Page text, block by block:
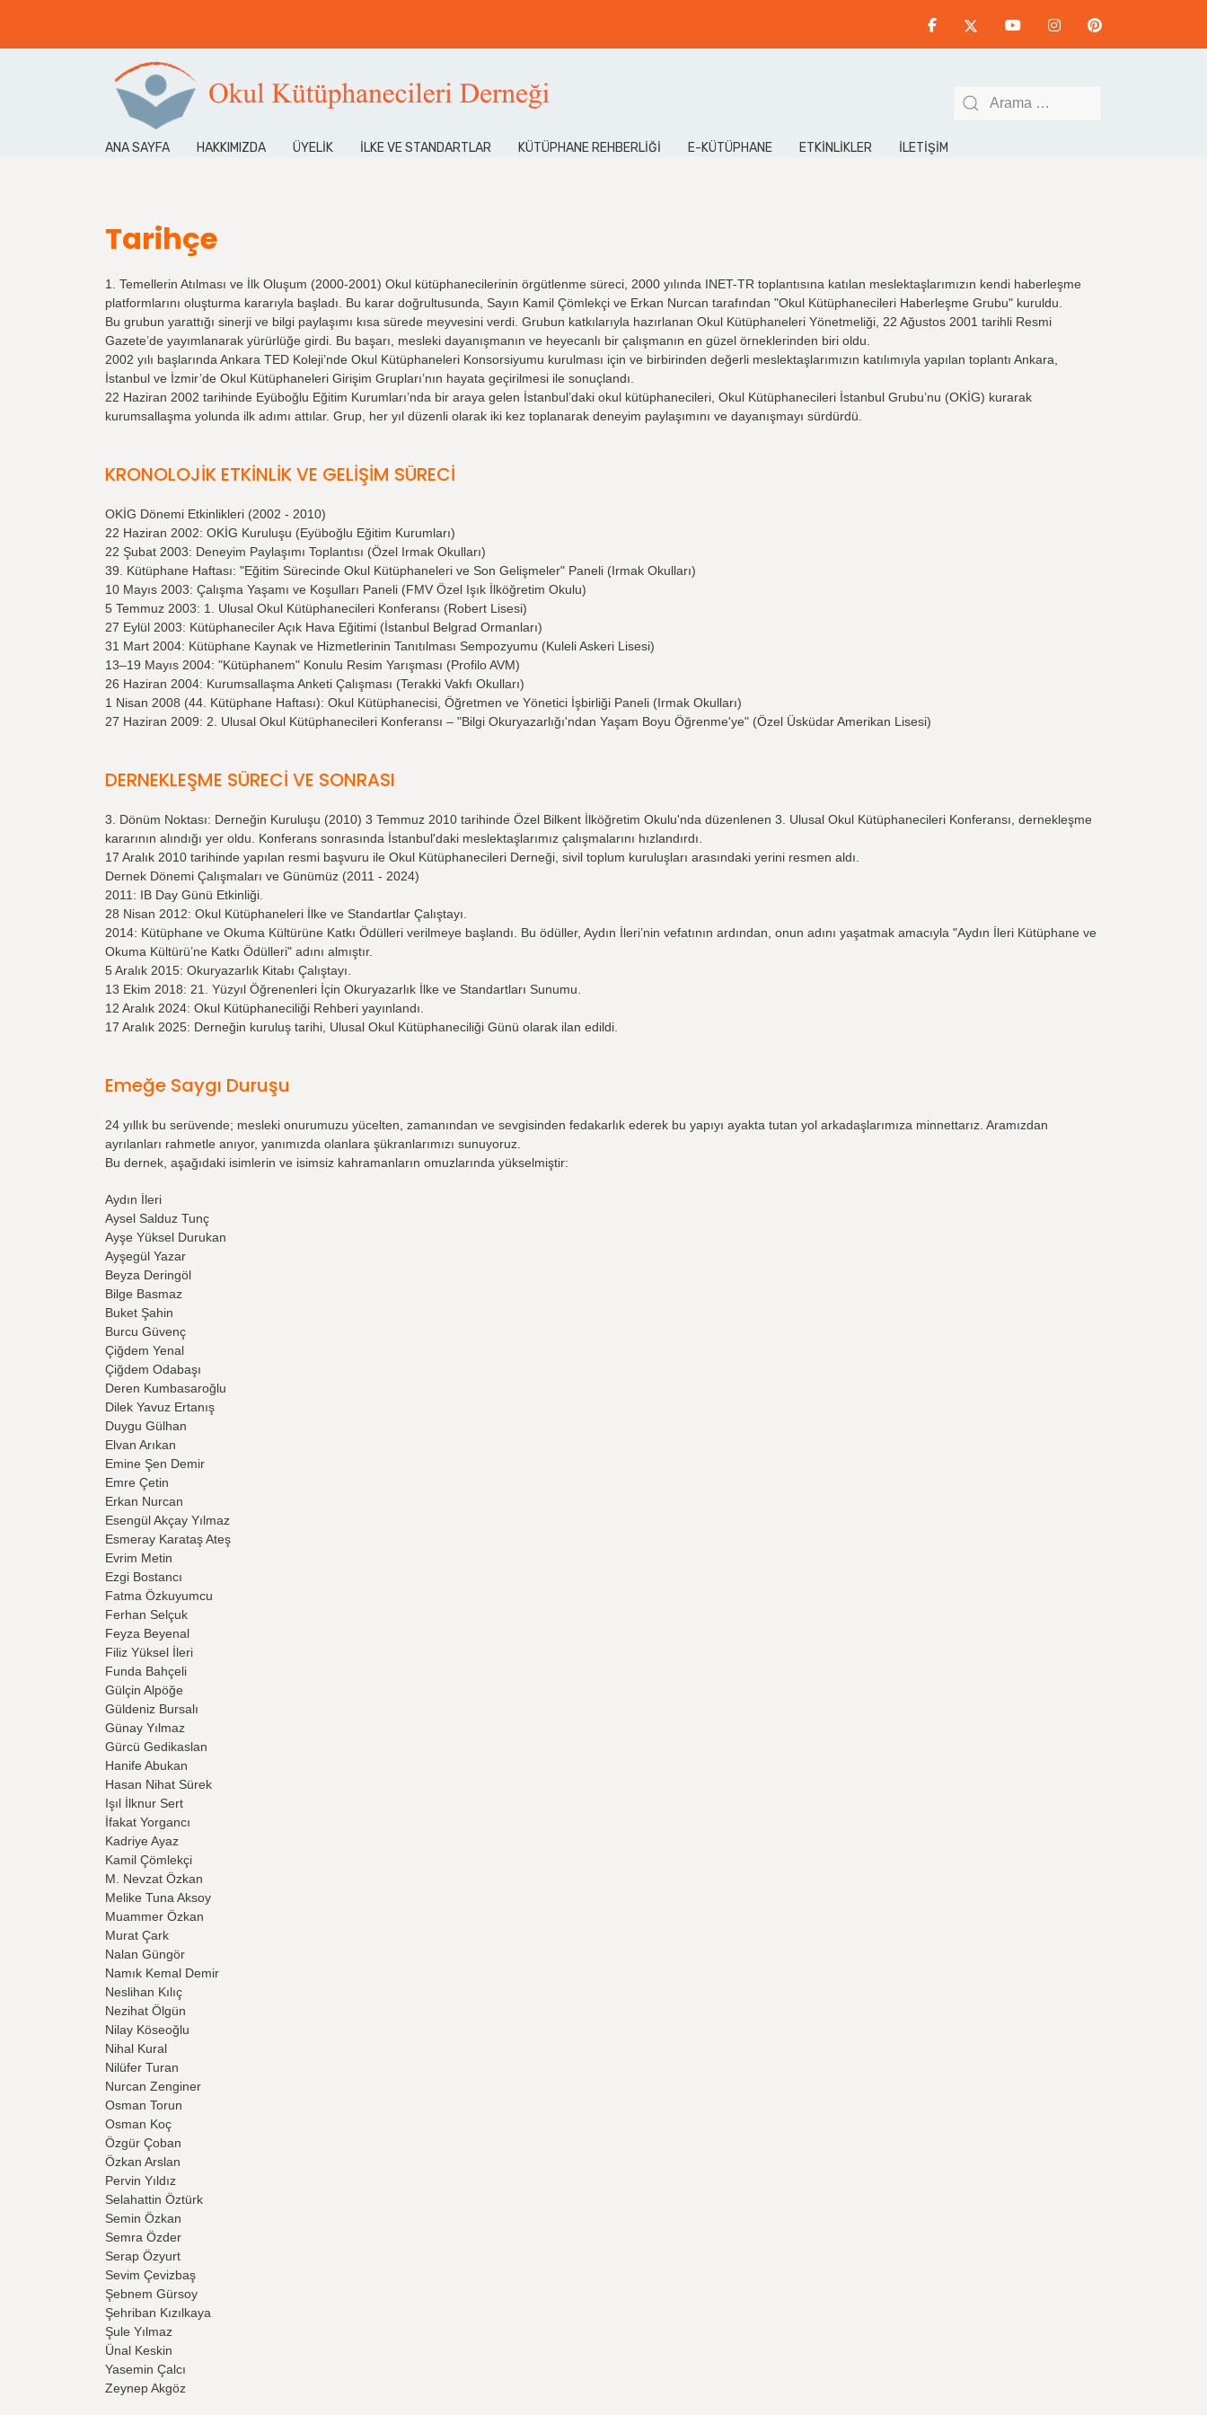
ANA SAYFA HAKKIMIZDA ÜYELIK İLKE VE STANDARTLAR KÜTÜPHANE REHBERLIĞI E-KÜTÜPHANE ETKİNLİKLER İLETIŞIM
Tarihçe
1. Temellerin Atılması ve İlk Oluşum (2000-2001) Okul kütüphanecilerinin örgütlenme süreci, 2000 yılında INET-TR toplantısına katılan meslektaşlarımızın kendi haberleşme
platformlarını oluşturma kararıyla başladı. Bu karar doğrultusunda, Sayın Kamil Çömlekçi ve Erkan Nurcan tarafından "Okul Kütüphanecileri Haberleşme Grubu" kuruldu.
Bu grubun yarattığı sinerji ve bilgi paylaşımı kısa sürede meyvesini verdi. Grubun katkılarıyla hazırlanan Okul Kütüphaneleri Yönetmeliği, 22 Ağustos 2001 tarihli Resmi
Gazete’de yayımlanarak yürürlüğe girdi. Bu başarı, mesleki dayanışmanın ve heyecanlı bir çalışmanın en güzel örneklerinden biri oldu.
2002 yılı başlarında Ankara TED Koleji’nde Okul Kütüphaneleri Konsorsiyumu kurulması için ve birbirinden değerli meslektaşlarımızın katılımıyla yapılan toplantı Ankara,
İstanbul ve İzmir’de Okul Kütüphaneleri Girişim Grupları’nın hayata geçirilmesi ile sonuçlandı.
22 Haziran 2002 tarihinde Eyüboğlu Eğitim Kurumları’nda bir araya gelen İstanbul’daki okul kütüphanecileri, Okul Kütüphanecileri İstanbul Grubu’nu (OKİG) kurarak
kurumsallaşma yolunda ilk adımı attılar. Grup, her yıl düzenli olarak iki kez toplanarak deneyim paylaşımını ve dayanışmayı sürdürdü.
KRONOLOJİK ETKİNLİK VE GELİŞİM SÜRECİ
OKİG Dönemi Etkinlikleri (2002 - 2010)
22 Haziran 2002: OKİG Kuruluşu (Eyüboğlu Eğitim Kurumları)
22 Şubat 2003: Deneyim Paylaşımı Toplantısı (Özel Irmak Okulları)
39. Kütüphane Haftası: "Eğitim Sürecinde Okul Kütüphaneleri ve Son Gelişmeler" Paneli (Irmak Okulları)
10 Mayıs 2003: Çalışma Yaşamı ve Koşulları Paneli (FMV Özel Işık İlköğretim Okulu)
5 Temmuz 2003: 1. Ulusal Okul Kütüphanecileri Konferansı (Robert Lisesi)
27 Eylül 2003: Kütüphaneciler Açık Hava Eğitimi (İstanbul Belgrad Ormanları)
31 Mart 2004: Kütüphane Kaynak ve Hizmetlerinin Tanıtılması Sempozyumu (Kuleli Askeri Lisesi)
13–19 Mayıs 2004: "Kütüphanem" Konulu Resim Yarışması (Profilo AVM)
26 Haziran 2004: Kurumsallaşma Anketi Çalışması (Terakki Vakfı Okulları)
1 Nisan 2008 (44. Kütüphane Haftası): Okul Kütüphanecisi, Öğretmen ve Yönetici İşbirliği Paneli (Irmak Okulları)
27 Haziran 2009: 2. Ulusal Okul Kütüphanecileri Konferansı – "Bilgi Okuryazarlığı'ndan Yaşam Boyu Öğrenme'ye" (Özel Üsküdar Amerikan Lisesi)
DERNEKLEŞME SÜRECİ VE SONRASI
3. Dönüm Noktası: Derneğin Kuruluşu (2010) 3 Temmuz 2010 tarihinde Özel Bilkent İlköğretim Okulu'nda düzenlenen 3. Ulusal Okul Kütüphanecileri Konferansı, dernekleşme
kararının alındığı yer oldu. Konferans sonrasında İstanbul'daki meslektaşlarımız çalışmalarını hızlandırdı.
17 Aralık 2010 tarihinde yapılan resmi başvuru ile Okul Kütüphanecileri Derneği, sivil toplum kuruluşları arasındaki yerini resmen aldı.
Dernek Dönemi Çalışmaları ve Günümüz (2011 - 2024)
2011: IB Day Günü Etkinliği.
28 Nisan 2012: Okul Kütüphaneleri İlke ve Standartlar Çalıştayı.
2014: Kütüphane ve Okuma Kültürüne Katkı Ödülleri verilmeye başlandı. Bu ödüller, Aydın İleri’nin vefatının ardından, onun adını yaşatmak amacıyla "Aydın İleri Kütüphane ve
Okuma Kültürü’ne Katkı Ödülleri" adını almıştır.
5 Aralık 2015: Okuryazarlık Kitabı Çalıştayı.
13 Ekim 2018: 21. Yüzyıl Öğrenenleri İçin Okuryazarlık İlke ve Standartları Sunumu.
12 Aralık 2024: Okul Kütüphaneciliği Rehberi yayınlandı.
17 Aralık 2025: Derneğin kuruluş tarihi, Ulusal Okul Kütüphaneciliği Günü olarak ilan edildi.
Emeğe Saygı Duruşu
24 yıllık bu serüvende; mesleki onurumuzu yücelten, zamanından ve sevgisinden fedakarlık ederek bu yapıyı ayakta tutan yol arkadaşlarımıza minnettarız. Aramızdan
ayrılanları rahmetle anıyor, yanımızda olanlara şükranlarımızı sunuyoruz.
Bu dernek, aşağıdaki isimlerin ve isimsiz kahramanların omuzlarında yükselmiştir:
Aydın İleri
Aysel Salduz Tunç
Ayşe Yüksel Durukan
Ayşegül Yazar
Beyza Deringöl
Bilge Basmaz
Buket Şahin
Burcu Güvenç
Çiğdem Yenal
Çiğdem Odabaşı
Deren Kumbasaroğlu
Dilek Yavuz Ertanış
Duygu Gülhan
Elvan Arıkan
Emine Şen Demir
Emre Çetin
Erkan Nurcan
Esengül Akçay Yılmaz
Esmeray Karataş Ateş
Evrim Metin
Ezgi Bostancı
Fatma Özkuyumcu
Ferhan Selçuk
Feyza Beyenal
Filiz Yüksel İleri
Funda Bahçeli
Gülçin Alpöğe
Güldeniz Bursalı
Günay Yılmaz
Gürcü Gedikaslan
Hanife Abukan
Hasan Nihat Sürek
Işıl İlknur Sert
İfakat Yorgancı
Kadriye Ayaz
Kamil Çömlekçi
M. Nevzat Özkan
Melike Tuna Aksoy
Muammer Özkan
Murat Çark
Nalan Güngör
Namık Kemal Demir
Neslihan Kılıç
Nezihat Ölgün
Nilay Köseoğlu
Nihal Kural
Nilüfer Turan
Nurcan Zenginer
Osman Torun
Osman Koç
Özgür Çoban
Özkan Arslan
Pervin Yıldız
Selahattin Öztürk
Semin Özkan
Semra Özder
Serap Özyurt
Sevim Çevizbaş
Şebnem Gürsoy
Şehriban Kızılkaya
Şule Yılmaz
Ünal Keskin
Yasemin Çalcı
Zeynep Akgöz